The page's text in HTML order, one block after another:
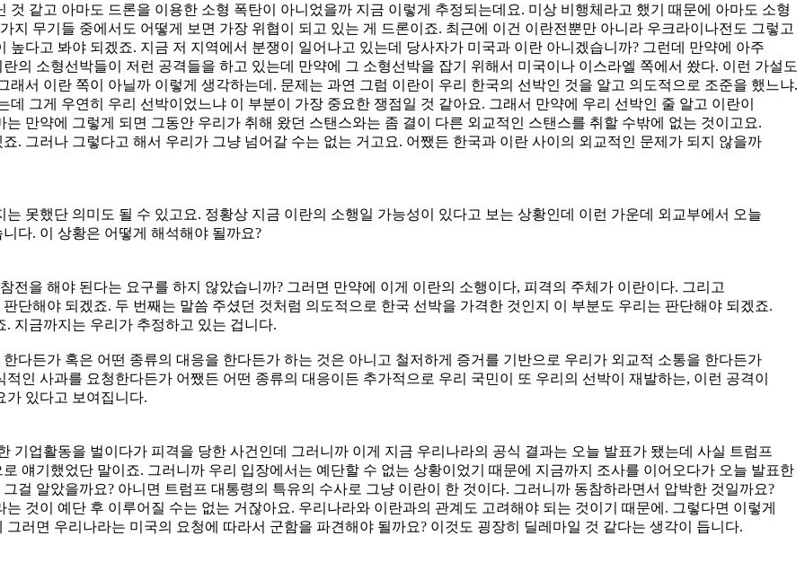
같고 아마도 드론을 이용한 소형 폭탄이 아니었을까 지금 이렇게 추정되는데요. 미상 비행체라고 했기 때문에 아마도 소형
지 무기들 중에서도 어떻게 보면 가장 위협이 되고 있는 게 드론이죠. 최근에 이건 이란전뿐만 아니라 우크라이나전도 그렇고
다고 봐야 되겠죠. 지금 저 지역에서 분쟁이 일어나고 있는데 당사자가 미국과 이란 아니겠습니까? 그런데 만약에 아주
의 소형선박들이 저런 공격들을 하고 있는데 만약에 그 소형선박을 잡기 위해서 미국이나 이스라엘 쪽에서 쐈다. 이런 가설도
서 이란 쪽이 아닐까 이렇게 생각하는데. 문제는 과연 그럼 이란이 우리 한국의 선박인 것을 알고 의도적으로 조준을 했느냐.
그게 우연히 우리 선박이었느냐 이 부분이 가장 중요한 쟁점일 것 같아요. 그래서 만약에 우리 선박인 줄 알고 이란이
만약에 그렇게 되면 그동안 우리가 취해 왔던 스탠스와는 좀 결이 다른 외교적인 스탠스를 취할 수밖에 없는 것이고요.
. 그러나 그렇다고 해서 우리가 그냥 넘어갈 수는 없는 거고요. 어쨌든 한국과 이란 사이의 외교적인 문제가 되지 않을까
못했단 의미도 될 수 있고요. 정황상 지금 이란의 소행일 가능성이 있다고 보는 상황인데 이런 가운데 외교부에서 오늘
다. 이 상황은 어떻게 해석해야 될까요?
전을 해야 된다는 요구를 하지 않았습니까? 그러면 만약에 이게 이란의 소행이다, 피격의 주체가 이란이다. 그리고
단해야 되겠죠. 두 번째는 말씀 주셨던 것처럼 의도적으로 한국 선박을 가격한 것인지 이 부분도 우리는 판단해야 되겠죠.
지금까지는 우리가 추정하고 있는 겁니다.
다든가 혹은 어떤 종류의 대응을 한다든가 하는 것은 아니고 철저하게 증거를 기반으로 우리가 외교적 소통을 한다든가
인 사과를 요청한다든가 어쨌든 어떤 종류의 대응이든 추가적으로 우리 국민이 또 우리의 선박이 재발하는, 이런 공격이
가 있다고 보여집니다.
기업활동을 벌이다가 피격을 당한 사건인데 그러니까 이게 지금 우리나라의 공식 결과는 오늘 발표가 됐는데 사실 트럼프
얘기했었단 말이죠. 그러니까 우리 입장에서는 예단할 수 없는 상황이었기 때문에 지금까지 조사를 이어오다가 오늘 발표한
걸 알았을까요? 아니면 트럼프 대통령의 특유의 수사로 그냥 이란이 한 것이다. 그러니까 동참하라면서 압박한 것일까요?
것이 예단 후 이루어질 수는 없는 거잖아요. 우리나라와 이란과의 관계도 고려해야 되는 것이기 때문에. 그렇다면 이렇게
러면 우리나라는 미국의 요청에 따라서 군함을 파견해야 될까요? 이것도 굉장히 딜레마일 것 같다는 생각이 듭니다.